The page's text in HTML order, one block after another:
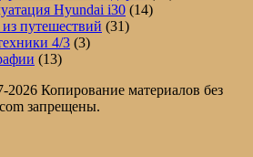
Hyundai i30 (14)
путешествий (31)
4/3 (3)
(13)
Копирование материалов без
запрещены.